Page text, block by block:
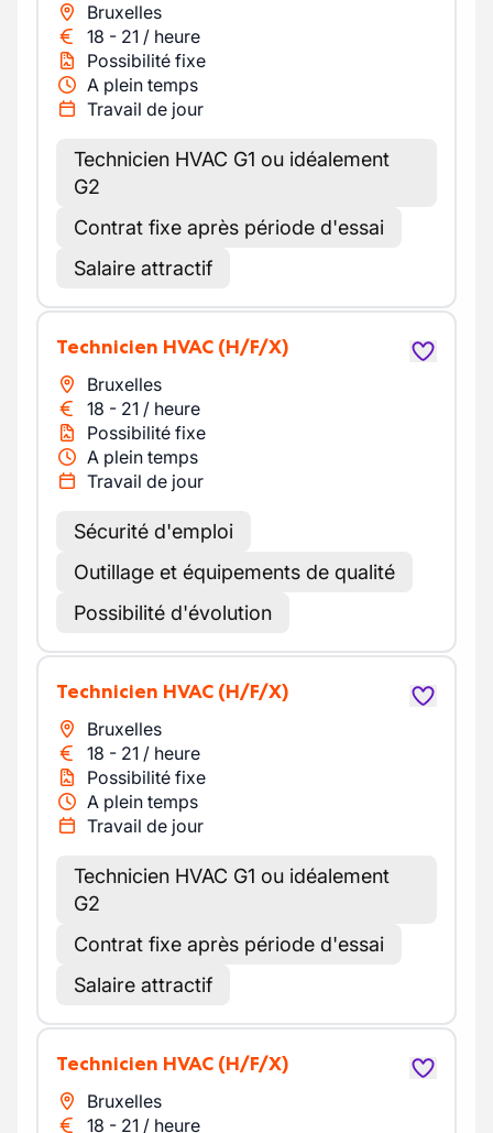
Bruxelles
18 - 21 / heure
Possibilité fixe
A plein temps
Travail de jour
Technicien HVAC G1 ou idéalement
G2
Contrat fixe après période d'essai
Salaire attractif
Technicien HVAC (H/F/X)
Bruxelles
18 - 21 / heure
Possibilité fixe
A plein temps
Travail de jour
Sécurité d'emploi
Outillage et équipements de qualité
Possibilité d'évolution
Technicien HVAC (H/F/X)
Bruxelles
18 - 21 / heure
Possibilité fixe
A plein temps
Travail de jour
Technicien HVAC G1 ou idéalement
G2
Contrat fixe après période d'essai
Salaire attractif
Technicien HVAC (H/F/X)
Bruxelles
18 - 21 / heure